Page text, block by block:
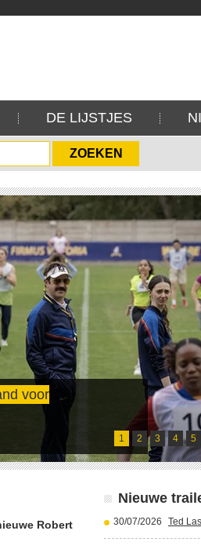
DE LIJSTJES
Cristiano
Lees meer
1 2 3 4 5
Robert
Nieuwe
30/07/2026 Ted